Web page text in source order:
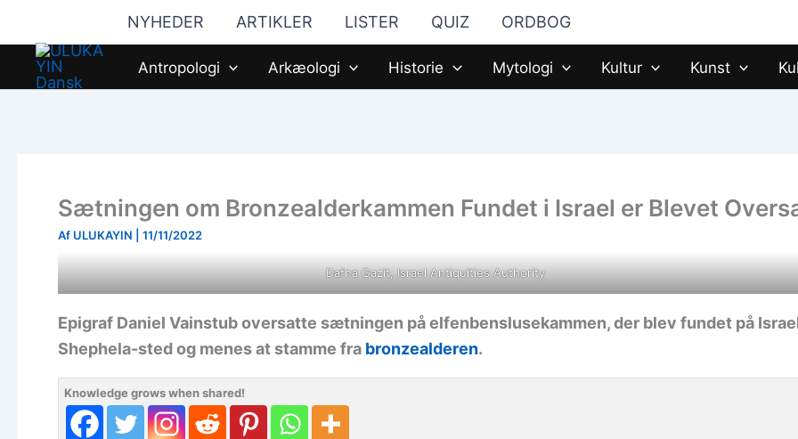
indholdet
NYHEDER ARTIKLER LISTER QUIZ ORDBOG
Antropologi Arkæologi Historie Mytologi Kultur Kunst
Sætningen om Bronzealderkammen Fundet i Israel er Blevet
Af ULUKAYIN 11/11/2022
Dafna Gazit, Israel Antiquities Authority
Epigraf Daniel Vainstub oversatte sætningen på elfenbenslusekammen, der blev fundet på
Shephela-sted og menes at stamme fra bronzealderen.
Knowledge grows when shared!